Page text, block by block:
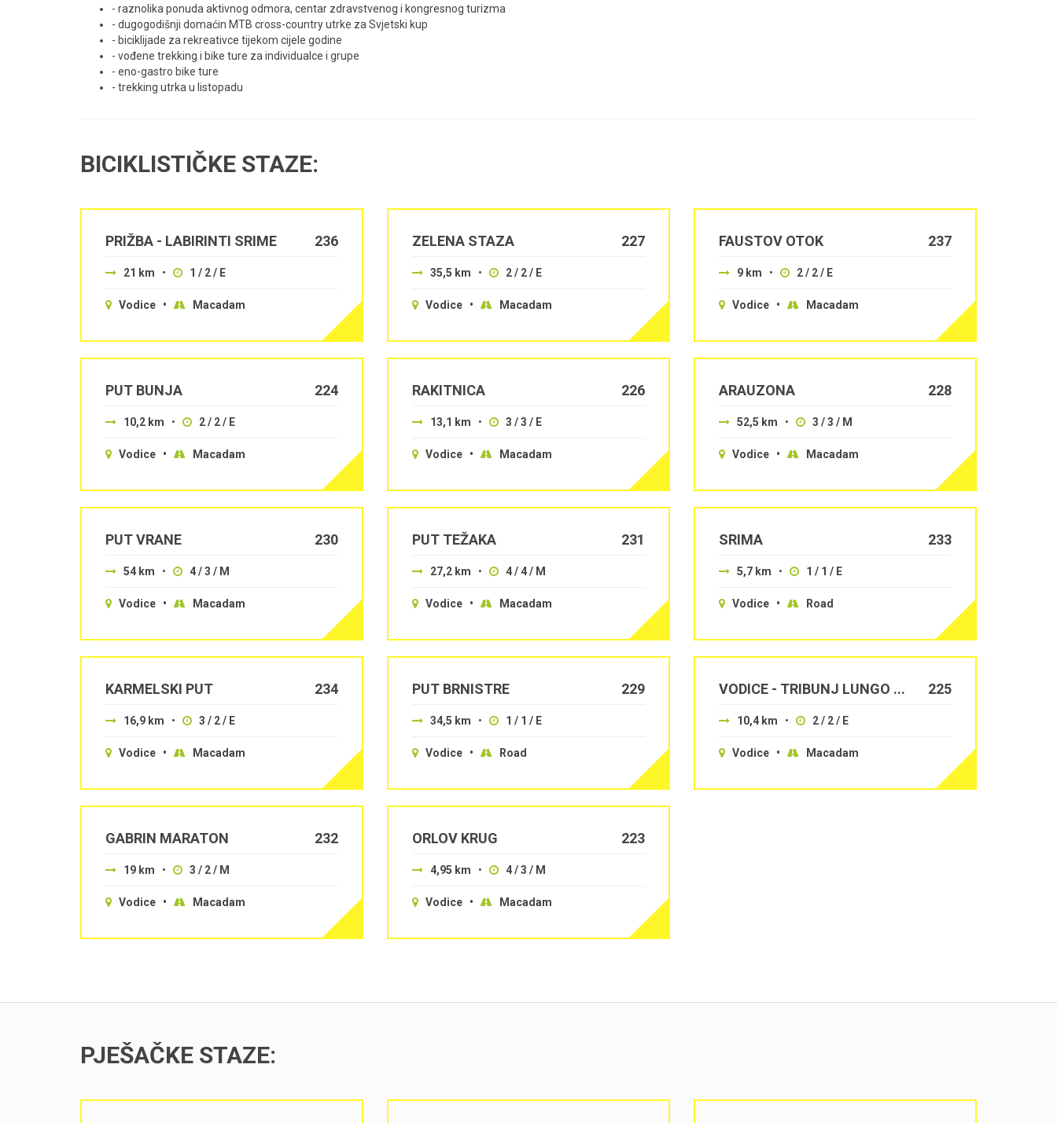
- raznolika ponuda aktivnog odmora, centar zdravstvenog i kongresnog turizma
- dugogodišnji domaćin MTB cross-country utrke za Svjetski kup
- biciklijade za rekreativce tijekom cijele godine
- vođene trekking i bike ture za individualce i grupe
- eno-gastro bike ture
- trekking utrka u listopadu
BICIKLISTIČKE STAZE:
236
PRIŽBA - LABIRINTI SRIME
21 km • 1 / 2 / E
Vodice • Macadam
227
ZELENA STAZA
35,5 km • 2 / 2 / E
Vodice • Macadam
237
FAUSTOV OTOK
9 km • 2 / 2 / E
Vodice • Macadam
224
PUT BUNJA
10,2 km • 2 / 2 / E
Vodice • Macadam
226
RAKITNICA
13,1 km • 3 / 3 / E
Vodice • Macadam
228
ARAUZONA
52,5 km • 3 / 3 / M
Vodice • Macadam
230
PUT VRANE
54 km • 4 / 3 / M
Vodice • Macadam
231
PUT TEŽAKA
27,2 km • 4 / 4 / M
Vodice • Macadam
233
SRIMA
5,7 km • 1 / 1 / E
Vodice • Road
234
KARMELSKI PUT
16,9 km • 3 / 2 / E
Vodice • Macadam
229
PUT BRNISTRE
34,5 km • 1 / 1 / E
Vodice • Road
225
VODICE - TRIBUNJ LUNGO ...
10,4 km • 2 / 2 / E
Vodice • Macadam
232
GABRIN MARATON
19 km • 3 / 2 / M
Vodice • Macadam
223
ORLOV KRUG
4,95 km • 4 / 3 / M
Vodice • Macadam
PJEŠAČKE STAZE: